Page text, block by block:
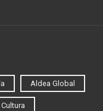
Aldea Global
Cultura